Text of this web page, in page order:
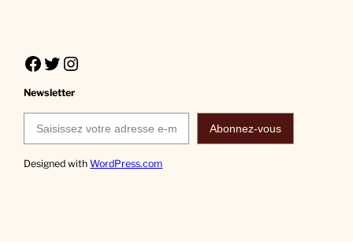
Facebook Twitter Instagram
Newsletter
Saisissez votre adresse e-mail…
Abonnez-vous
Designed withWordPress.com